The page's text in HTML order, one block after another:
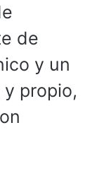
de
y un
propio,